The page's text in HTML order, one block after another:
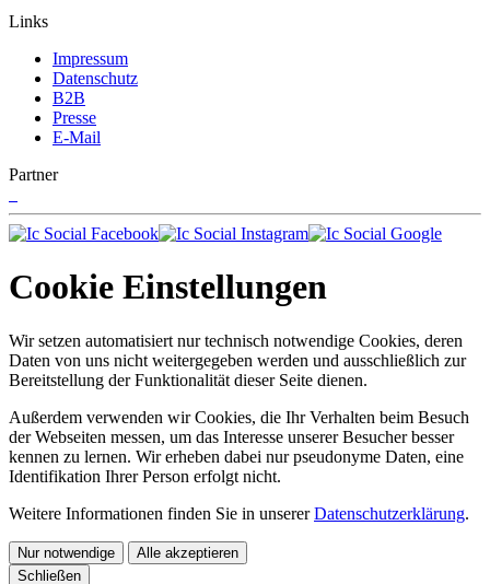
Links
Impressum
Datenschutz
B2B
Presse
E-Mail
Partner
Cookie Einstellungen
Wir setzen automatisiert nur technisch notwendige Cookies, deren
Daten von uns nicht weitergegeben werden und ausschließlich zur
Bereitstellung der Funktionalität dieser Seite dienen.
Außerdem verwenden wir Cookies, die Ihr Verhalten beim Besuch
der Webseiten messen, um das Interesse unserer Besucher besser
kennen zu lernen. Wir erheben dabei nur pseudonyme Daten, eine
Identifikation Ihrer Person erfolgt nicht.
Weitere Informationen finden Sie in unsererDatenschutzerklärung.
Nur notwendige
Alle akzeptieren
Schließen